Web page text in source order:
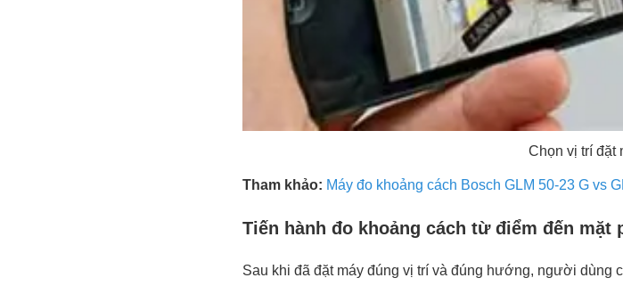
Chọn vị trí đặt
Tham khảo: Máy đo khoảng cách Bosch GLM 50-23 G vs
Tiến hành đo khoảng cách từ điểm đến mặt
Sau khi đã đặt máy đúng vị trí và đúng hướng, người dùng